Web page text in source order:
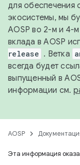
для обеспечения
экосистемы, мы
AOSP во 2-м и 4-
вклада в AOSP
release . Ветка
всегда будет
выпущенный в
информации см.
AOSP
Эта информация